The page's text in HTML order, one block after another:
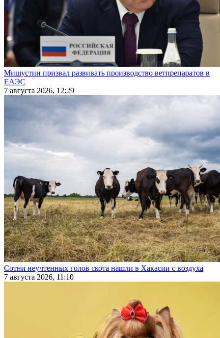
Мишустин призвал развивать производство ветпрепаратов в
ЕАЭС
7 августа 2026, 12:29
Сотни неучтенных голов скота нашли в Хакасии с воздуха
7 августа 2026, 11:10